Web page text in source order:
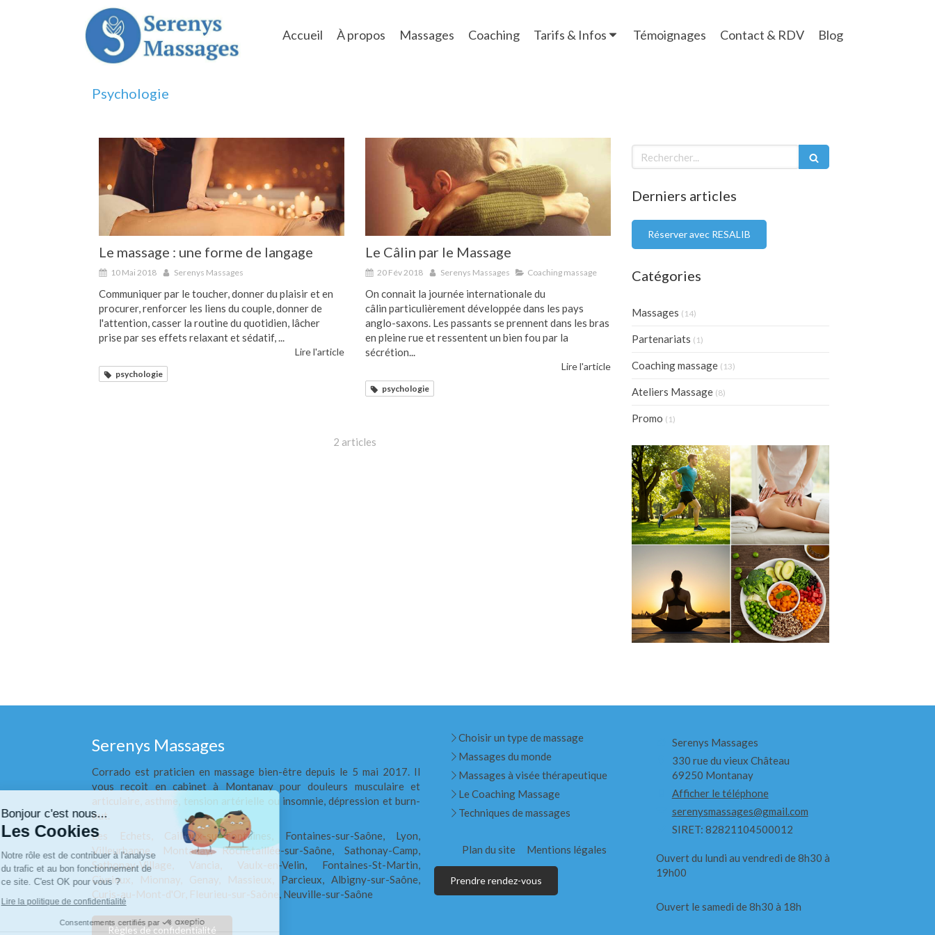
Accueil À propos Massages Coaching Tarifs & Infos Témoignages Contact & RDV Blog
Psychologie
Le massage : une forme de langage
10 Mai 2018 Serenys Massages
Communiquer par le toucher, donner du plaisir et en
procurer, renforcer les liens du couple, donner de
l'attention, casser la routine du quotidien, lâcher
prise par ses effets relaxant et sédatif, ...
Lire l'article
psychologie
Le Câlin par le Massage
20 Fév 2018 Serenys Massages Coaching massage
On connait la journée internationale du
câlin particulièrement développée dans les pays
anglo-saxons. Les passants se prennent dans les bras
en pleine rue et ressentent un bien fou par la
sécrétion...
Lire l'article
psychologie
2 articles
Rechercher
Derniers articles
Réserver avec RESALIB
Catégories
Massages (14)
Partenariats (1)
Coaching massage (13)
Ateliers Massage (8)
Promo (1)
Serenys Massages
Corrado est praticien en massage bien-être depuis le 5 mai 2017. Il
vous reçoit en cabinet à Montanay pour douleurs musculaire et
articulaire, asthme, tension artérielle ou insomnie, dépression et burn-
out.
Les Echets, Cailloux-sur-Fontaines, Fontaines-sur-Saône, Lyon,
Villeurbanne, Montanay, Rochetaillée-sur-Saône, Sathonay-Camp,
Sathonay-Village, Vancia, Vaulx-en-Velin, Fontaines-St-Martin,
Civrieux, Mionnay, Genay, Massieux, Parcieux, Albigny-sur-Saône,
Curis-au-Mont-d'Or, Fleurieu-sur-Saône, Neuville-sur-Saône
Règles de confidentialité
Choisir un type de massage
Massages du monde
Massages à visée thérapeutique
Le Coaching Massage
Techniques de massages
Plan du site Mentions légales
Prendre rendez-vous
Serenys Massages
330 rue du vieux Château
69250 Montanay
Afficher le téléphone
serenysmassages@gmail.com
SIRET: 82821104500012
Ouvert du lundi au vendredi de 8h30 à
19h00
Ouvert le samedi de 8h30 à 18h
Continuer sans accepter
Bonjour c'est nous...
Les Cookies
Notre rôle est de contribuer à l'analyse
du trafic et au bon fonctionnement de
ce site. C'est OK pour vous ?
Lire la politique de confidentialité
Consentements certifiés par